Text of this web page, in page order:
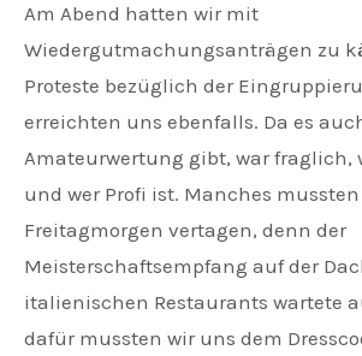
Am Abend hatten wir mit
Wiedergutmachungsanträgen zu
Proteste bezüglich der
erreichten uns ebenfalls. Da es
Amateurwertung gibt, war fraglich,
und wer Profi ist. Manches
Freitagmorgen vertagen, denn der
Meisterschaftsempfang auf der
italienischen Restaurants wartete
dafür mussten wir uns dem